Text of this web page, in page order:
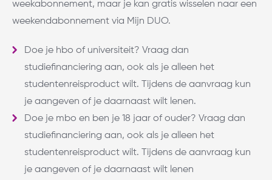
weekabonnement, maar je kan gratis wisselen naar een
weekendabonnement via Mijn DUO.
Doe je hbo of universiteit? Vraag dan
studiefinanciering aan, ook als je alleen het
studentenreisproduct wilt. Tijdens de aanvraag kun
je aangeven of je daarnaast wilt lenen.
Doe je mbo en ben je 18 jaar of ouder? Vraag dan
studiefinanciering aan, ook als je alleen het
studentenreisproduct wilt. Tijdens de aanvraag kun
je aangeven of je daarnaast wilt lenen